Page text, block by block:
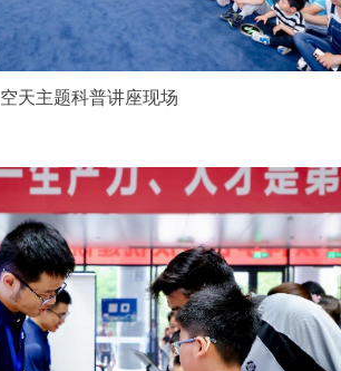
空天主题科普讲座现场